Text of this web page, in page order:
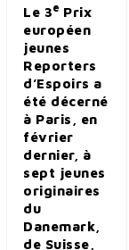
Le 3e Prix
européen
jeunes
Reporters
d’Espoirs a
été décerné
à Paris, en
février
dernier, à
sept jeunes
originaires
du
Danemark,
de Suisse,